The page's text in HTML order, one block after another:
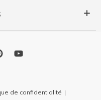
de confidentialité